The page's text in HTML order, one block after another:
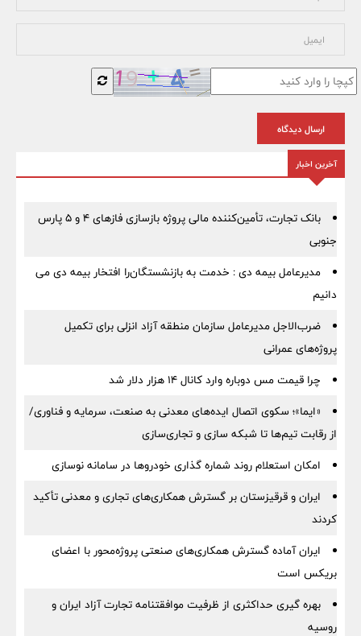
ارسال دیدگاه
آخرین اخبار
بانک تجارت، تأمین‌کننده مالی پروژه بازسازی فازهای ۴ و ۵ پارس
جنوبی
مدیرعامل بیمه دی : خدمت به بازنشستگان‌را افتخار بیمه دی می
دانیم
ضرب‌الاجل مدیرعامل سازمان منطقه آزاد انزلی برای تكمیل
پروژه‌های عمرانی
چرا قیمت مس دوباره وارد کانال ۱۴ هزار دلار شد
«ایما»؛ سکوی اتصال ایده‌های معدنی به صنعت، سرمایه و فناوری/
از رقابت تیم‌ها تا شبکه سازی و تجاری‌سازی
امکان استعلام روند شماره گذاری خودروها در سامانه نوسازی
ایران و قرقیزستان بر گسترش همکاری‌های تجاری و معدنی تأکید
کردند
ایران آماده گسترش همکاری‌های صنعتی پروژه‌محور با اعضای
بریکس است
بهره گیری حداکثری از ظرفیت موافقتنامه تجارت آزاد ایران و
روسیه